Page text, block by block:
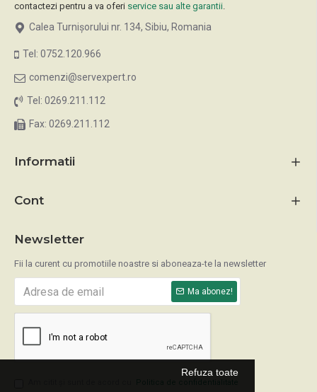
Refuza toate
contactezi pentru a va oferi service sau alte garantii.
Calea Turnișorului nr. 134, Sibiu, Romania
Tel: 0752.120.966
comenzi@servexpert.ro
Tel: 0269.211.112
Fax: 0269.211.112
Informatii
Cont
Newsletter
Fii la curent cu promotiile noastre si aboneaza-te la newsletter
Ma abonez!